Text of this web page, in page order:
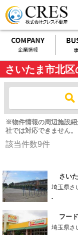
さいたま市北
※物件情報の周辺施設
社では対応できません。
該当件数9件
さい
埼玉県さ
-
フー
埼玉県さ